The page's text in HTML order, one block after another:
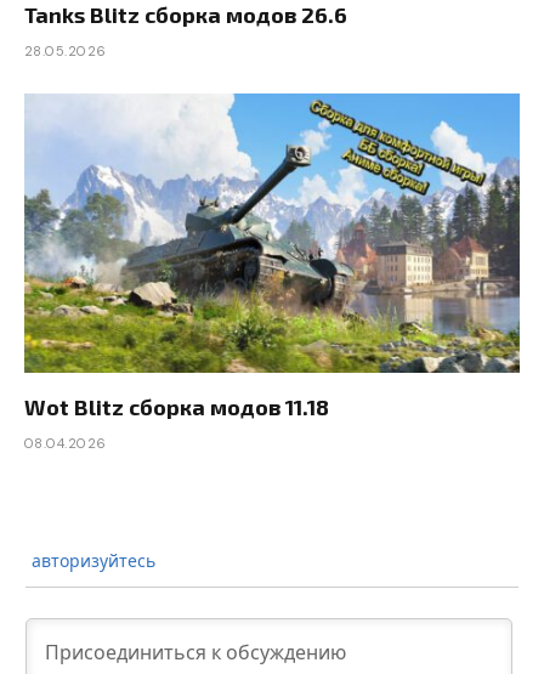
Tanks Blitz сборка модов 26.6
28.05.2026
Wot Blitz сборка модов 11.18
08.04.2026
авторизуйтесь